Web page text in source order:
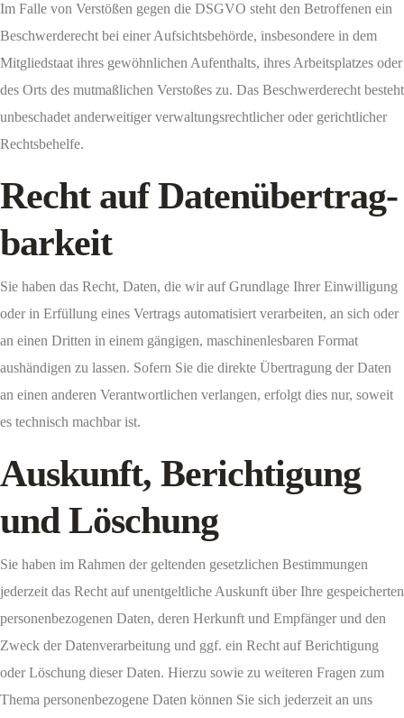
Im Falle von Verstößen gegen die DSGVO steht den Betroffenen ein
Beschwerderecht bei einer Aufsichtsbehörde, insbesondere in dem
Mitgliedstaat ihres gewöhnlichen Aufenthalts, ihres Arbeitsplatzes oder
des Orts des mutmaßlichen Verstoßes zu. Das Beschwerderecht besteht
unbeschadet anderweitiger verwaltungsrechtlicher oder gerichtlicher
Rechtsbehelfe.
Recht auf Daten­übertrag­
barkeit
Sie haben das Recht, Daten, die wir auf Grundlage Ihrer Einwilligung
oder in Erfüllung eines Vertrags automatisiert verarbeiten, an sich oder
an einen Dritten in einem gängigen, maschinenlesbaren Format
aushändigen zu lassen. Sofern Sie die direkte Übertragung der Daten
an einen anderen Verantwortlichen verlangen, erfolgt dies nur, soweit
es technisch machbar ist.
Auskunft, Berichtigung
und Löschung
Sie haben im Rahmen der geltenden gesetzlichen Bestimmungen
jederzeit das Recht auf unentgeltliche Auskunft über Ihre gespeicherten
personenbezogenen Daten, deren Herkunft und Empfänger und den
Zweck der Datenverarbeitung und ggf. ein Recht auf Berichtigung
oder Löschung dieser Daten. Hierzu sowie zu weiteren Fragen zum
Thema personenbezogene Daten können Sie sich jederzeit an uns